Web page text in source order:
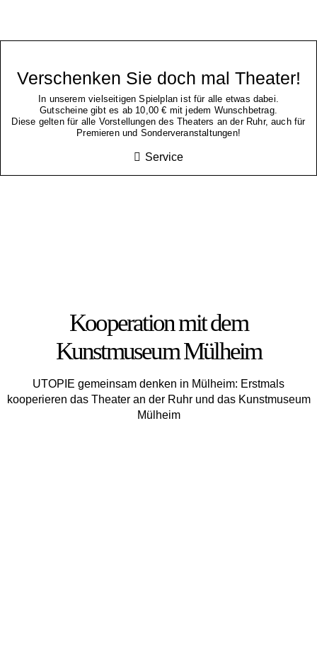
Verschenken Sie doch mal Theater!
In unserem vielseitigen Spielplan ist für alle etwas dabei.
Gutscheine gibt es ab 10,00 € mit jedem Wunschbetrag.
Diese gelten für alle Vorstellungen des Theaters an der Ruhr, auch für
Premieren und Sonderveranstaltungen!
Service
Kooperation mit dem
Kunstmuseum Mülheim
UTOPIE gemeinsam denken in Mülheim: Erstmals
kooperieren das Theater an der Ruhr und das Kunstmuseum
Mül­heim